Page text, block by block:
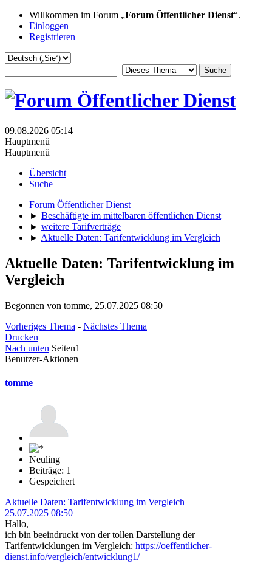
Willkommen im Forum „Forum Öffentlicher Dienst“.
Einloggen
Registrieren
09.08.2026 05:14
Hauptmenü
Hauptmenü
Übersicht
Suche
Forum Öffentlicher Dienst
► Beschäftigte im mittelbaren öffentlichen Dienst
► weitere Tarifverträge
► Aktuelle Daten: Tarifentwicklung im Vergleich
Aktuelle Daten: Tarifentwicklung im
Vergleich
Begonnen von tomme, 25.07.2025 08:50
Vorheriges Thema - Nächstes Thema
Drucken
Nach unten Seiten1
Benutzer-Aktionen
tomme
Neuling
Beiträge: 1
Gespeichert
Aktuelle Daten: Tarifentwicklung im Vergleich
25.07.2025 08:50
Hallo,
ich bin beeindruckt von der tollen Darstellung der
Tarifentwicklungen im Vergleich: https://oeffentlicher-
dienst.info/vergleich/entwicklung1/